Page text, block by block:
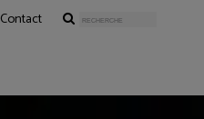
Contact